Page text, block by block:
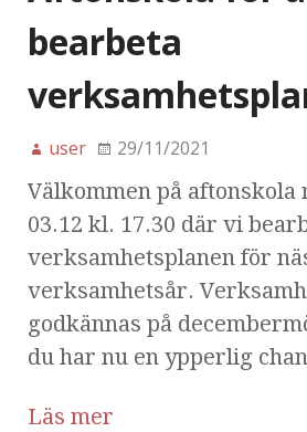
bearbeta
user 29/11/2021
Välkommen på aftonskola
03.12 kl. 17.30 där vi
verksamhetsplanen för
verksamhetsår.
godkännas på
du har nu en ypperlig
Läs mer